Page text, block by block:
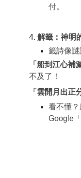
付。
4. 解籤：神明
籤詩像謎
「船到江心補
不及了！
「雲開月出正
看不懂
Google